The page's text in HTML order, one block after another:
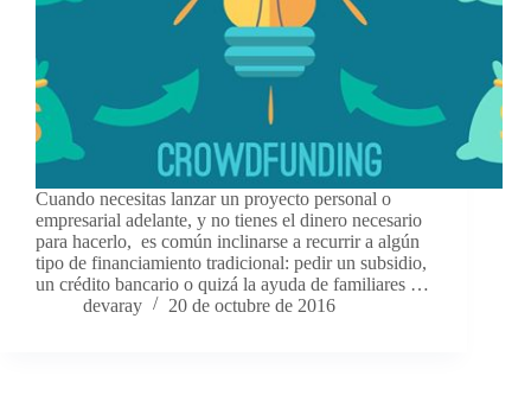
Cuando necesitas lanzar un proyecto personal o
empresarial adelante, y no tienes el dinero necesario
para hacerlo, es común inclinarse a recurrir a algún
tipo de financiamiento tradicional: pedir un subsidio,
un crédito bancario o quizá la ayuda de familiares …
devaray
20 de octubre de 2016